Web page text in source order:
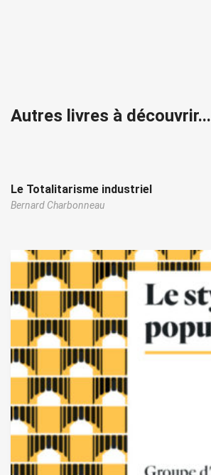
Autres livres à découvrir...
Le Totalitarisme industriel
Bernard Charbonneau